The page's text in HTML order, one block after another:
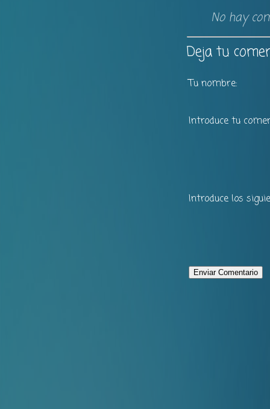
No hay
Deja tu
Tu nombre:
Introduce tu
Introduce los